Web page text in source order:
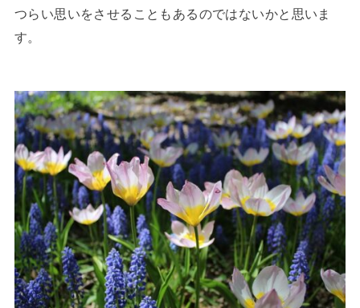
つらい思いをさせることもあるのではないかと思いま
す。